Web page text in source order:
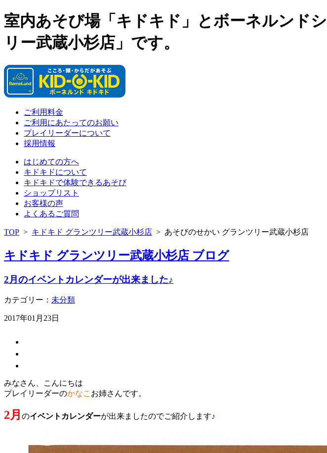
室内あそび場「キドキド」とボーネルンド
リー武蔵小杉店」です。
ご利用料金
ご利用にあたってのお願い
プレイリーダーについて
採用情報
はじめての方へ
キドキドについて
キドキドで体験できるあそび
ショップリスト
お客様の声
よくあるご質問
TOP > キドキド グランツリー武蔵小杉店 > あそびのせかい グランツリー武蔵小杉店
キドキド グランツリー武蔵小杉店 ブログ
2月のイベントカレンダーが出来ました♪
カテゴリー： 未分類
2017年01月23日
みなさん、こんにちは
プレイリーダーのかなこ お姉さんです。
2月 のイベントカレンダーが出来ましたのでご紹介します♪